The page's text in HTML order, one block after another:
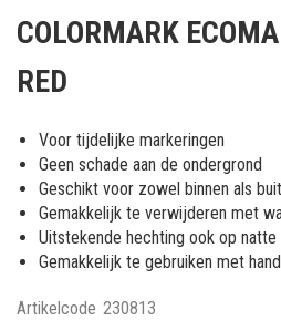
het
van
afbeeldingen-
gallerij
COLORMARK
RED
Voor tijdelijke markeringen
Geen schade aan de ondergrond
Geschikt voor zowel binnen als
Gemakkelijk te verwijderen met
Uitstekende hechting ook op natte
Gemakkelijk te gebruiken met
Artikelcode 230813